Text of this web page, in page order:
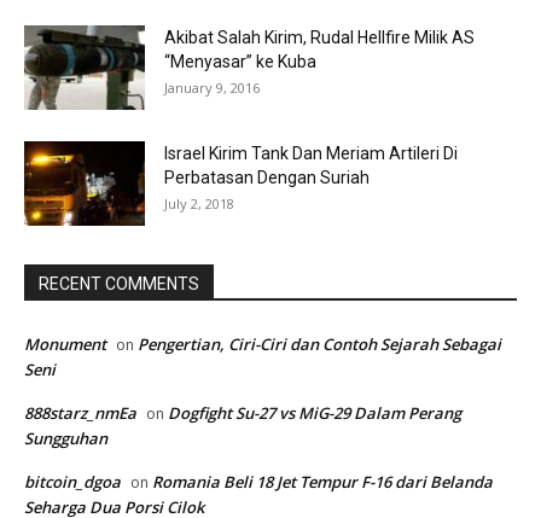
Akibat Salah Kirim, Rudal Hellfire Milik AS
“Menyasar” ke Kuba
January 9, 2016
Israel Kirim Tank Dan Meriam Artileri Di
Perbatasan Dengan Suriah
July 2, 2018
RECENT COMMENTS
Monument on Pengertian, Ciri-Ciri dan Contoh Sejarah Sebagai
Seni
888starz_nmEa on Dogfight Su-27 vs MiG-29 Dalam Perang
Sungguhan
bitcoin_dgoa on Romania Beli 18 Jet Tempur F-16 dari Belanda
Seharga Dua Porsi Cilok